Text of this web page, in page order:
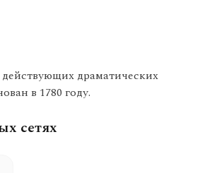
драматических
в 1780 году.
сетях